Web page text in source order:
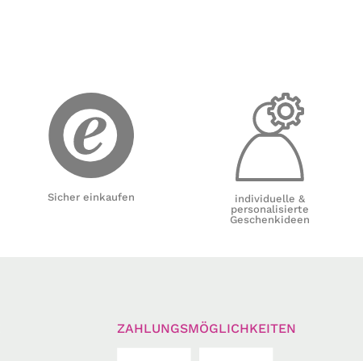
Sicher einkaufen
individuelle &
personalisierte
Geschenkideen
ZAHLUNGSMÖGLICHKEITEN